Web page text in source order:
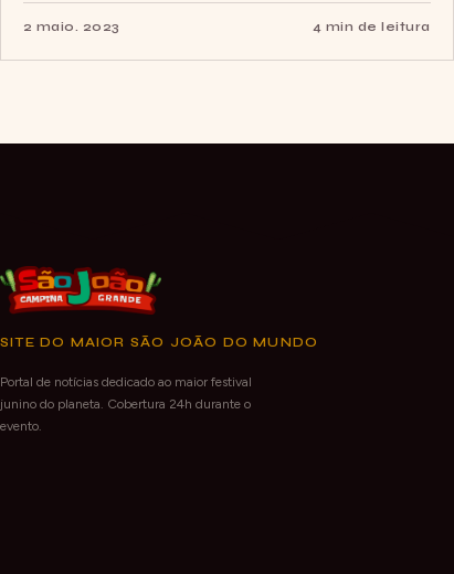
2 maio. 2023 4 min de leitura
SITE DO MAIOR SÃO JOÃO DO MUNDO
Portal de notícias dedicado ao maior festival
junino do planeta. Cobertura 24h durante o
evento.